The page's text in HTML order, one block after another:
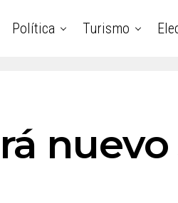
Política Turismo